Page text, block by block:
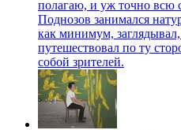
полагаю, и уж точно всю
Поднозов занимался
как минимум,
путешествовал по ту
собой зрителей.